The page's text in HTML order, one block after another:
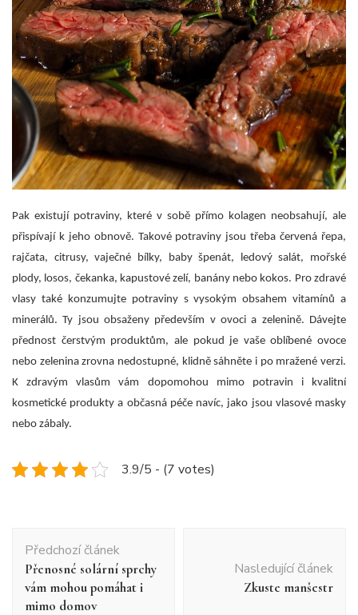
Pak existují potraviny, které v sobě přímo kolagen neobsahují, ale
přispívají k jeho obnově. Takové potraviny jsou třeba červená řepa,
rajčata, citrusy, vaječné bílky, baby špenát, ledový salát, mořské
plody, losos, čekanka, kapustové zelí, banány nebo kokos. Pro zdravé
vlasy také konzumujte potraviny s vysokým obsahem vitamínů a
minerálů. Ty jsou obsaženy především v ovoci a zelenině. Dávejte
přednost čerstvým produktům, ale pokud je vaše oblíbené ovoce
nebo zelenina zrovna nedostupné, klidně sáhněte i po mražené verzi.
K zdravým vlasům vám dopomohou mimo potravin i kvalitní
kosmetické produkty a občasná péče navíc, jako jsou vlasové masky
nebo zábaly.
3.9/5 - (7 votes)
příspěvku
Předchozí článek
Přenosné solární sprchy
vám mohou pomáhat i
mimo domov
Nasledující článek
Zkuste manšestr